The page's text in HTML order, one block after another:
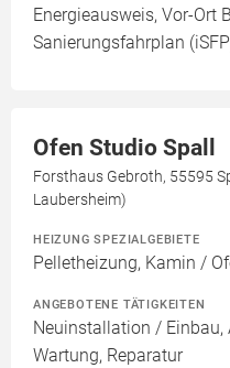
Energieausweis, Vor-Ort
Sanierungsfahrplan
Ofen Studio Spall
Forsthaus Gebroth, 55595
Laubersheim)
HEIZUNG SPEZIALGEBIETE
Pelletheizung, Kamin /
ANGEBOTENE TÄTIGKEITEN
Neuinstallation / Einbau,
Wartung, Reparatur